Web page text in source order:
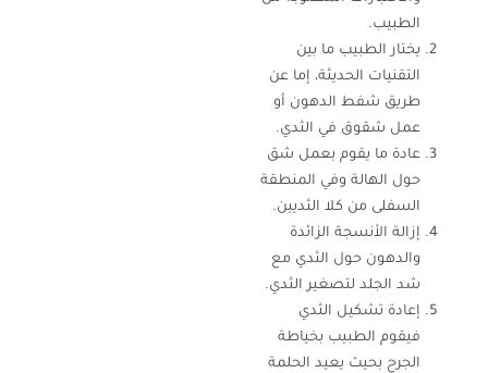
الطبيب.
يختار الطبيب ما بين
التقنيات الحديثة، إما عن
طريق شفط الدهون أو
عمل شقوق في الثدي.
عادة ما يقوم بعمل شق
حول الهالة وفي المنطقة
السفلى من كلا الثديين.
إزالة الأنسجة الزائدة
والدهون حول الثدي مع
شد الجلد لتصغير الثدي.
إعادة تشكيل الثدي
فيقوم الطبيب بخياطة
الجرح بحيث يعيد الحلمة